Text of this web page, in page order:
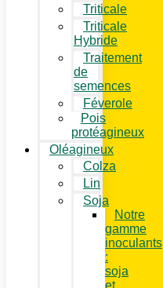
Triticale
Triticale
Hybride
Traitement
de
semences
Féverole
Pois
protéagineux
Oléagineux
Colza
Lin
Soja
Notre
gamme
inoculants
:
soja
et